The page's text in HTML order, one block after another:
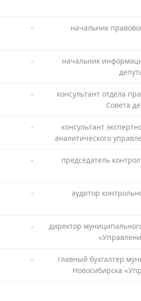
-
начальник
-
начальник
-
консультант отдела
Совета
-
консультант
аналитического
- председатель
- аудитор
-
директор
-
главный бухгалтер
Новосибирска